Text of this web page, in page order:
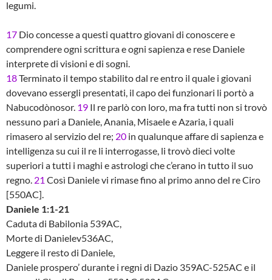
legumi.
17 Dio concesse a questi quattro giovani di conoscere e
comprendere ogni scrittura e ogni sapienza e rese Daniele
interprete di visioni e di sogni.
18Terminato il tempo stabilito dal re entro il quale i giovani
dovevano essergli presentati, il capo dei funzionari li portò a
Nabucodònosor. 19 Il re parlò con loro, ma fra tutti non si trovò
nessuno pari a Daniele, Anania, Misaele e Azaria, i quali
rimasero al servizio del re; 20 in qualunque affare di sapienza e
intelligenza su cui il re li interrogasse, li trovò dieci volte
superiori a tutti i maghi e astrologi che c’erano in tutto il suo
regno. 21 Così Daniele vi rimase fino al primo anno del re Ciro
[550AC].
Daniele 1:1-21
Caduta di Babilonia 539AC,
Morte di Danielev536AC,
Leggere il resto di Daniele,
Daniele prospero’ durante i regni di Dazio 359AC-525AC e il